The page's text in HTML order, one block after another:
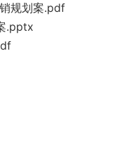
规划案.pdf
.pptx